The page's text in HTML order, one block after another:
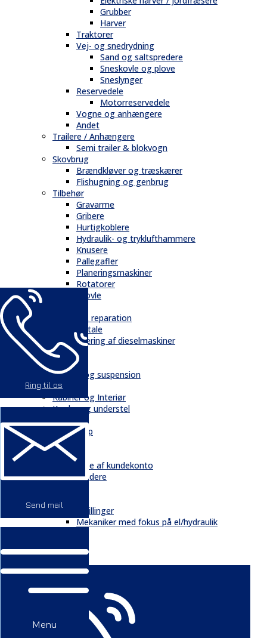
Ring til os
Send mail
Menu
Grubber
Harver
Traktorer
Vej- og snedrydning
Sand og saltspredere
Sneskovle og plove
Sneslynger
Reservedele
Motorreservedele
Vogne og anhængere
Andet
Trailere / Anhængere
Semi trailer & blokvogn
Skovbrug
Brændkløver og træskærer
Flishugning og genbrug
Tilbehør
Gravarme
Gribere
Hurtigkoblere
Hydraulik- og tryklufthammere
Knusere
Pallegafler
Planeringsmaskiner
Rotatorer
Skovle
Service
Service & reparation
Serviceaftale
Elektrificering af dieselmaskiner
Reservedele
Bånd
Chassis og suspension
Hydraulik
Kabiner og Interiør
Kæder og understel
Motor
Quickshop
Kontakt & Om
Kontakt
Oprettelse af kundekonto
Medarbejdere
Historie
Ledige stillinger
Mekaniker med fokus på el/hydraulik